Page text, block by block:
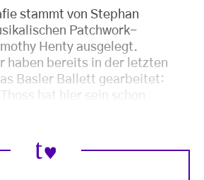
stammt von Stephan
Patchwork-
Henty ausgelegt.
haben bereits in der letzten
Basler Ballett gearbeitet:
hat hier sein schon